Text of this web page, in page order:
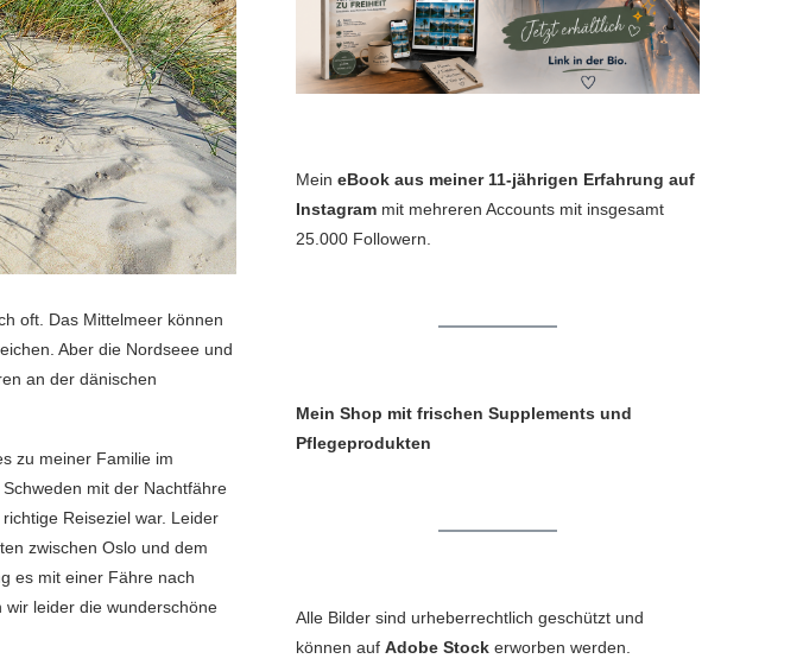
oft. Das Mittelmeer können
Aber die Nordseee und
an der dänischen
zu meiner Familie im
mit der Nachtfähre
Reiseziel war. Leider
zwischen Oslo und dem
es mit einer Fähre nach
wir leider die wunderschöne
Mein eBook aus meiner 11-jährigen Erfahrung auf
Instagram mit mehreren Accounts mit insgesamt
25.000 Followern.
Mein Shop mit frischen Supplements und
Pflegeprodukten
Alle Bilder sind urheberrechtlich geschützt und
können auf Adobe Stock erworben werden.